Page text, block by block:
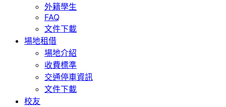
外籍學生
FAQ
文件下載
場地租借
場地介紹
收費標準
交通停車資訊
文件下載
校友